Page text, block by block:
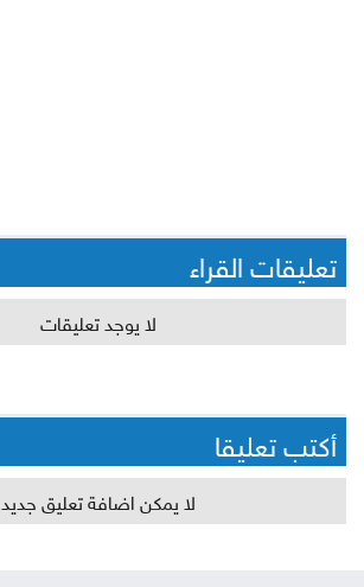
تعليقات القراء
لا يوجد تعليقات
أكتب تعليقا
لا يمكن اضافة تعليق جديد